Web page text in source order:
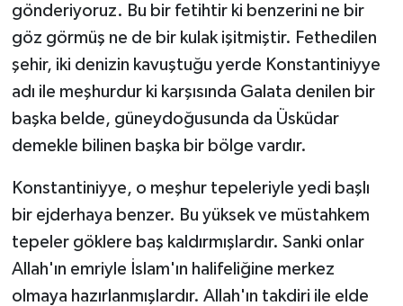
gönderiyoruz. Bu bir fetihtir ki benzerini ne bir
göz görmüş ne de bir kulak işitmiştir. Fethedilen
şehir, iki denizin kavuştuğu yerde Konstantiniyye
adı ile meşhurdur ki karşısında Galata denilen bir
başka belde, güneydoğusunda da Üsküdar
demekle bilinen başka bir bölge vardır.
Konstantiniyye, o meşhur tepeleriyle yedi başlı
bir ejderhaya benzer. Bu yüksek ve müstahkem
tepeler göklere baş kaldırmışlardır. Sanki onlar
Allah'ın emriyle İslam'ın halifeliğine merkez
olmaya hazırlanmışlardır. Allah'ın takdiri ile elde